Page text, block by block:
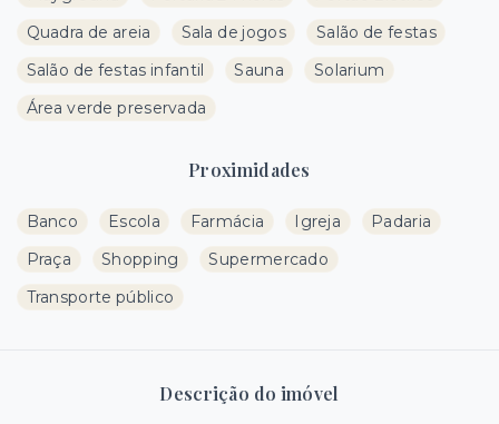
Quadra de areia
Sala de jogos
Salão de festas
Salão de festas infantil
Sauna
Solarium
Área verde preservada
Proximidades
Banco Escola Farmácia Igreja
Padaria
Praça
Shopping
Supermercado
Transporte público
Descrição do imóvel